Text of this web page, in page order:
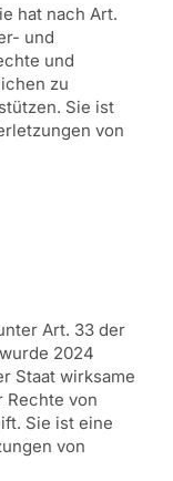
hat nach Art.
und
und
zu
Sie ist
von
Art. 33 der
2024
Staat wirksame
Rechte von
Sie ist eine
von